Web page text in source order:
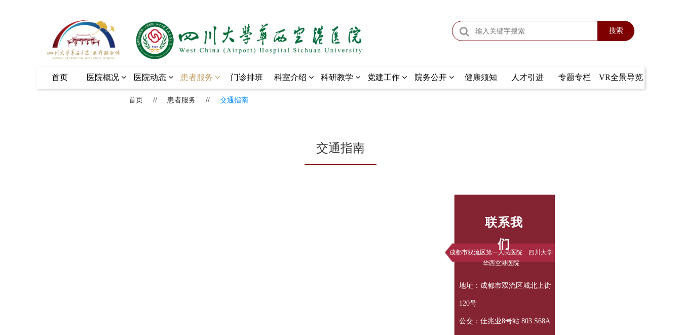
搜索
首页 医院概况 医院动态 患者服务 门诊排班 科室介绍 科研教学 党建工作 院务公开 健康须知 人才引进 专题专栏 VR全景导览
交通指南
地址：成都市双流区城北上街
120号
公交：佳兆业8号站 803 S68A
联系我
们
成都市双流区第一人民医院 四川大学
华西空港医院
首页 // 患者服务 // 交通指南